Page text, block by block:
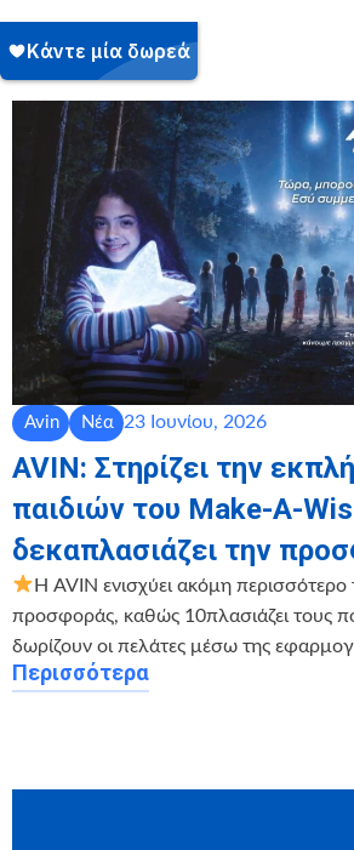
Avin Νέα 23 Ιουνίου, 2026
AVIN: Στηρίζει την
παιδιών του Make-A-
δεκαπλασιάζει την
Η AVIN ενισχύει ακόμη
προσφοράς, καθώς 10πλασιάζει τους
δωρίζουν οι πελάτες μέσω της
Περισσότερα